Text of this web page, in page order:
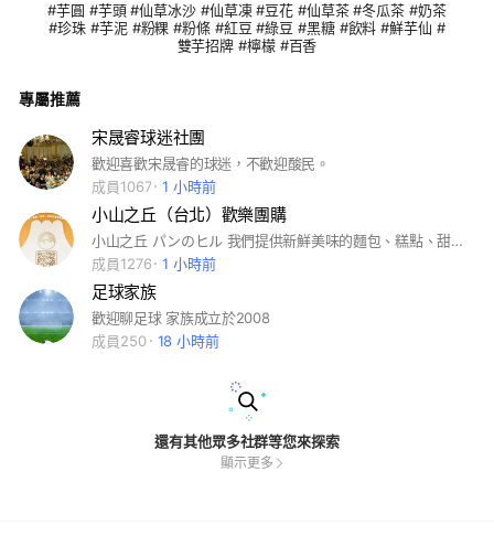
#芋圓 #芋頭 #仙草冰沙 #仙草凍 #豆花 #仙草茶 #冬瓜茶 #奶茶
#珍珠 #芋泥 #粉粿 #粉條 #紅豆 #綠豆 #黑糖 #飲料 #鮮芋仙 #
雙芋招牌 #檸檬 #百香
專屬推薦
宋晟睿球迷社團
歡迎喜歡宋晟睿的球迷，不歡迎酸民。
成員1067
1 小時前
小山之丘（台北）歡樂團購
小山之丘 パンのヒル 我們提供新鮮美味的麵包、糕點、甜點和各式美味料理包。 無論是儀式感滿分的下午茶甜點、獨具特色的吐司糕點、早餐必備的飽食Q彈麵包、上班族最愛的團購零食及送禮自用都相宜的客製化伴手禮，美味的美食料理包⋯等，小山之丘都能滿足您每天的味蕾與需求！ 每一品項皆選用頂級天然食材，手工烘焙用心製作，呈現出極致美味，誘人的香氣與絕佳的口感，讓您享受一場烘焙美食饗宴，讓您的味蕾陶醉其中！
成員1276
1 小時前
足球家族
歡迎聊足球 家族成立於2008
成員250
18 小時前
還有其他眾多社群等您來探索
顯示更多